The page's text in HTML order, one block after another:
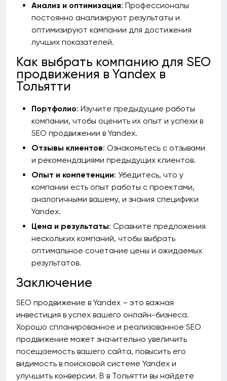
Анализ и оптимизация: Профессионалы
постоянно анализируют результаты и
оптимизируют кампании для достижения
лучших показателей.
Как выбрать компанию для SEO
продвижения в Yandex в
Тольятти
Портфолио: Изучите предыдущие работы
компании, чтобы оценить их опыт и успехи в
SEO продвижении в Yandex.
Отзывы клиентов: Ознакомьтесь с отзывами
и рекомендациями предыдущих клиентов.
Опыт и компетенции: Убедитесь, что у
компании есть опыт работы с проектами,
аналогичными вашему, и знания специфики
Yandex.
Цена и результаты: Сравните предложения
нескольких компаний, чтобы выбрать
оптимальное сочетание цены и ожидаемых
результатов.
Заключение
SEO продвижение в Yandex – это важная
инвестиция в успех вашего онлайн-бизнеса.
Хорошо спланированное и реализованное SEO
продвижение может значительно увеличить
посещаемость вашего сайта, повысить его
видимость в поисковой системе Yandex и
улучшить конверсии. В в Тольятти вы найдете